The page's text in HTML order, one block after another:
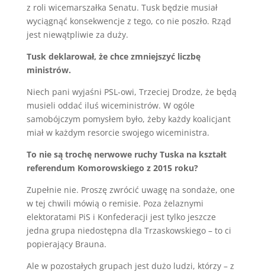
z roli wicemarszałka Senatu. Tusk będzie musiał
wyciągnąć konsekwencje z tego, co nie poszło. Rząd
jest niewątpliwie za duży.
Tusk deklarował, że chce zmniejszyć liczbę
ministrów.
Niech pani wyjaśni PSL-owi, Trzeciej Drodze, że będą
musieli oddać iluś wiceministrów. W ogóle
samobójczym pomysłem było, żeby każdy koalicjant
miał w każdym resorcie swojego wiceministra.
To nie są trochę nerwowe ruchy Tuska na kształt
referendum Komorowskiego z 2015 roku?
Zupełnie nie. Proszę zwrócić uwagę na sondaże, one
w tej chwili mówią o remisie. Poza żelaznymi
elektoratami PiS i Konfederacji jest tylko jeszcze
jedna grupa niedostępna dla Trzaskowskiego – to ci
popierający Brauna.
Ale w pozostałych grupach jest dużo ludzi, którzy – z